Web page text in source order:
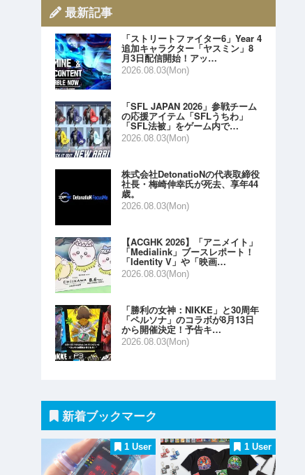
最新記事
「ストリートファイター6」Year 4
追加キャラクター「ヤスミン」8
月3日配信開始！アッ…
2026.08.03(Mon)
「SFL JAPAN 2026」参戦チーム
の応援アイテム「SFLうちわ」
「SFL法被」をゲーム内で…
2026.08.03(Mon)
株式会社DetonatioNの代表取締役
社長・梅崎伸幸氏が死去、享年44
歳。
2026.08.03(Mon)
【ACGHK 2026】「アニメイト」
「Medialink」ブースレポート！
「Identity V」や「映画…
2026.08.03(Mon)
「勝利の女神：NIKKE」と30周年
「ペルソナ」のコラボが8月13日
から開催決定！予告キ…
2026.08.03(Mon)
新着ブックマーク
1 User 1 User